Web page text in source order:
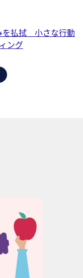
を払拭 小さな行動
ング